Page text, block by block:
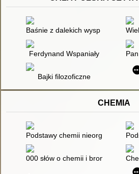
Baśnie z dalekich wysp i lądów
Ferdynand Wspaniały
Bajki filozoficzne
CHEMIA
Podstawy chemii nieorganicznej. 1
000 słów o chemii i broni